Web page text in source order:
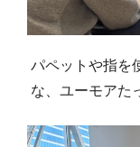
パペットや指を
な、ユーモアた